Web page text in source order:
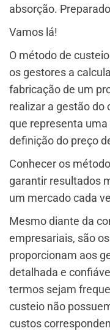
absorção.
Vamos lá!
O método de
os gestores a
fabricação de um
realizar a gestão do
que representa
definição do preço
Conhecer os
garantir resultados
um mercado cada
Mesmo diante da
empresariais, são
proporcionam aos
detalhada e
termos sejam
custeio não
custos